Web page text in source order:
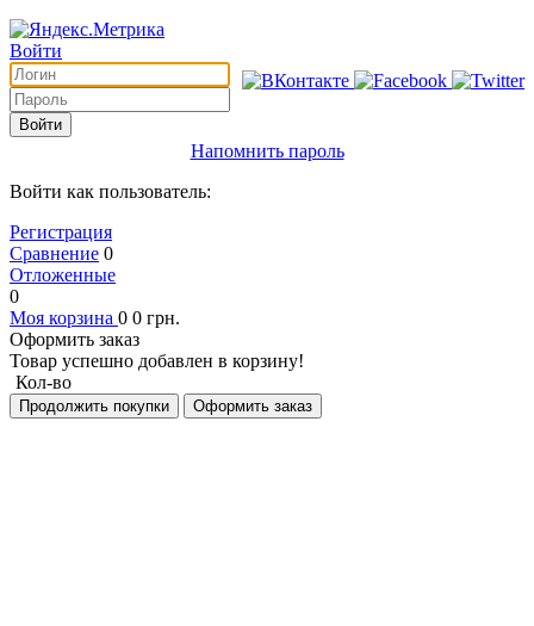
Войти
Войти
Напомнить пароль
Войти как пользователь:
Регистрация
Сравнение 0
Отложенные
0
Моя корзина 0 0 грн.
Оформить заказ
Товар успешно добавлен в корзину!
Кол-во
Продолжить покупки Оформить заказ